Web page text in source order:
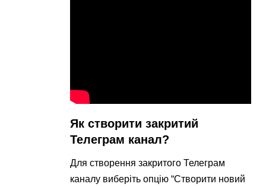
Як створити закритий
Телеграм канал?
Для створення закритого Телеграм
каналу виберіть опцію “Створити новий